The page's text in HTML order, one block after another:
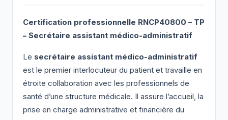
Certification professionnelle RNCP40800 – TP
– Secrétaire assistant médico-administratif
Le secrétaire assistant médico-administratif
est le premier interlocuteur du patient et travaille en
étroite collaboration avec les professionnels de
santé d’une structure médicale. Il assure l’accueil, la
prise en charge administrative et financière du